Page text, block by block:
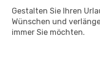
Gestalten Sie Ihren
Wünschen und
immer Sie möchten.